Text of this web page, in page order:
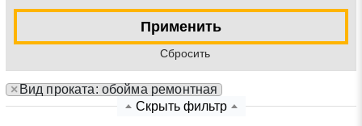
Применить
Cбросить
× Вид проката: обойма ремонтная
Скрыть фильтр
* - обязательные поля для заполнения
Прикрепить файл (до 20 mb)
Отправить заявку